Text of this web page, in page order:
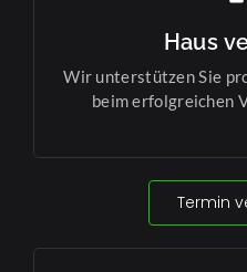
Haus
Wir unterstützen Sie
beim erfolgreichen
Termin